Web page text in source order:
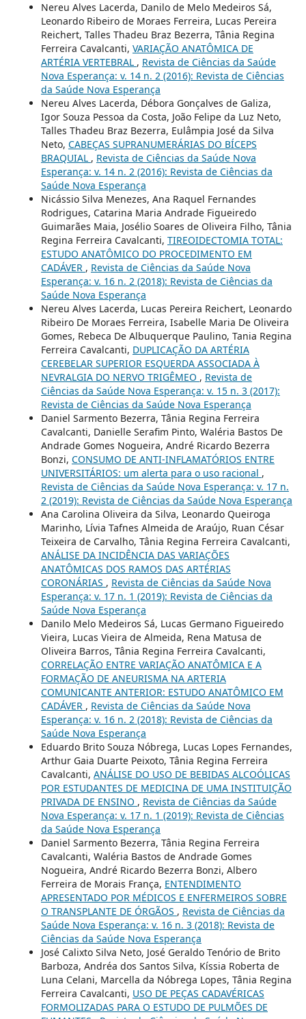
Nereu Alves Lacerda, Danilo de Melo Medeiros Sá,
Leonardo Ribeiro de Moraes Ferreira, Lucas Pereira
Reichert, Talles Thadeu Braz Bezerra, Tânia Regina
Ferreira Cavalcanti, VARIAÇÃO ANATÔMICA DE
ARTÉRIA VERTEBRAL , Revista de Ciências da Saúde
Nova Esperança: v. 14 n. 2 (2016): Revista de Ciências
da Saúde Nova Esperança
Nereu Alves Lacerda, Débora Gonçalves de Galiza,
Igor Souza Pessoa da Costa, João Felipe da Luz Neto,
Talles Thadeu Braz Bezerra, Eulâmpia José da Silva
Neto, CABEÇAS SUPRANUMERÁRIAS DO BÍCEPS
BRAQUIAL , Revista de Ciências da Saúde Nova
Esperança: v. 14 n. 2 (2016): Revista de Ciências da
Saúde Nova Esperança
Nicássio Silva Menezes, Ana Raquel Fernandes
Rodrigues, Catarina Maria Andrade Figueiredo
Guimarães Maia, Josélio Soares de Oliveira Filho, Tânia
Regina Ferreira Cavalcanti, TIREOIDECTOMIA TOTAL:
ESTUDO ANATÔMICO DO PROCEDIMENTO EM
CADÁVER , Revista de Ciências da Saúde Nova
Esperança: v. 16 n. 2 (2018): Revista de Ciências da
Saúde Nova Esperança
Nereu Alves Lacerda, Lucas Pereira Reichert, Leonardo
Ribeiro De Moraes Ferreira, Isabelle Maria De Oliveira
Gomes, Rebeca De Albuquerque Paulino, Tania Regina
Ferreira Cavalcanti, DUPLICAÇÃO DA ARTÉRIA
CEREBELAR SUPERIOR ESQUERDA ASSOCIADA À
NEVRALGIA DO NERVO TRIGÊMEO , Revista de
Ciências da Saúde Nova Esperança: v. 15 n. 3 (2017):
Revista de Ciências da Saúde Nova Esperança
Daniel Sarmento Bezerra, Tânia Regina Ferreira
Cavalcanti, Danielle Serafim Pinto, Waléria Bastos De
Andrade Gomes Nogueira, André Ricardo Bezerra
Bonzi, CONSUMO DE ANTI-INFLAMATÓRIOS ENTRE
UNIVERSITÁRIOS: um alerta para o uso racional ,
Revista de Ciências da Saúde Nova Esperança: v. 17 n.
2 (2019): Revista de Ciências da Saúde Nova Esperança
Ana Carolina Oliveira da Silva, Leonardo Queiroga
Marinho, Lívia Tafnes Almeida de Araújo, Ruan César
Teixeira de Carvalho, Tânia Regina Ferreira Cavalcanti,
ANÁLISE DA INCIDÊNCIA DAS VARIAÇÕES
ANATÔMICAS DOS RAMOS DAS ARTÉRIAS
CORONÁRIAS , Revista de Ciências da Saúde Nova
Esperança: v. 17 n. 1 (2019): Revista de Ciências da
Saúde Nova Esperança
Danilo Melo Medeiros Sá, Lucas Germano Figueiredo
Vieira, Lucas Vieira de Almeida, Rena Matusa de
Oliveira Barros, Tânia Regina Ferreira Cavalcanti,
CORRELAÇÃO ENTRE VARIAÇÃO ANATÔMICA E A
FORMAÇÃO DE ANEURISMA NA ARTERIA
COMUNICANTE ANTERIOR: ESTUDO ANATÔMICO EM
CADÁVER , Revista de Ciências da Saúde Nova
Esperança: v. 16 n. 2 (2018): Revista de Ciências da
Saúde Nova Esperança
Eduardo Brito Souza Nóbrega, Lucas Lopes Fernandes,
Arthur Gaia Duarte Peixoto, Tânia Regina Ferreira
Cavalcanti, ANÁLISE DO USO DE BEBIDAS ALCOÓLICAS
POR ESTUDANTES DE MEDICINA DE UMA INSTITUIÇÃO
PRIVADA DE ENSINO , Revista de Ciências da Saúde
Nova Esperança: v. 17 n. 1 (2019): Revista de Ciências
da Saúde Nova Esperança
Daniel Sarmento Bezerra, Tânia Regina Ferreira
Cavalcanti, Waléria Bastos de Andrade Gomes
Nogueira, André Ricardo Bezerra Bonzi, Albero
Ferreira de Morais França, ENTENDIMENTO
APRESENTADO POR MÉDICOS E ENFERMEIROS SOBRE
O TRANSPLANTE DE ÓRGÃOS , Revista de Ciências da
Saúde Nova Esperança: v. 16 n. 3 (2018): Revista de
Ciências da Saúde Nova Esperança
José Calixto Silva Neto, José Geraldo Tenório de Brito
Barboza, Andréa dos Santos Silva, Kíssia Roberta de
Luna Celani, Marcella da Nóbrega Lopes, Tânia Regina
Ferreira Cavalcanti, USO DE PEÇAS CADAVÉRICAS
FORMOLIZADAS PARA O ESTUDO DE PULMÕES DE